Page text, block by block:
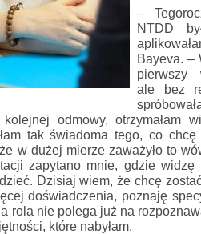
–
NTDD
Bayeva. –
pierwszy
ale bez
kolejnej odmowy, otrzymałam
tak świadoma tego, co
w dużej mierze zaważyło to
zapytano mnie, gdzie
Dzisiaj wiem, że chcę
doświadczenia, poznaję
rola nie polega już na
które nabyłam.